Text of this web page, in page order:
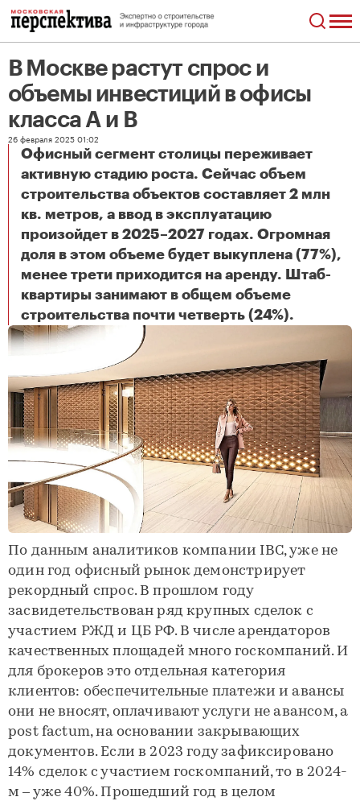
В Москве растут спрос и
объемы инвестиций в офисы
класса A и B
26 февраля 2025 01:02
Офисный сегмент столицы переживает
активную стадию роста. Сейчас объем
строительства объектов составляет 2 млн
кв. метров, а ввод в эксплуатацию
произойдет в 2025–2027 годах. Огромная
доля в этом объеме будет выкуплена (77%),
менее трети приходится на аренду. Штаб-
квартиры занимают в общем объеме
строительства почти четверть (24%).
По данным аналитиков компании IBC, уже не
один год офисный рынок демонстрирует
рекордный спрос. В прошлом году
засвидетельствован ряд крупных сделок с
участием РЖД и ЦБ РФ. В числе арендаторов
качественных площадей много госкомпаний. И
для брокеров это отдельная категория
клиентов: обеспечительные платежи и авансы
они не вносят, оплачивают услуги не авансом, а
post factum, на основании закрывающих
документов. Если в 2023 году зафиксировано
14% сделок с участием госкомпаний, то в 2024-
м – уже 40%. Прошедший год в целом